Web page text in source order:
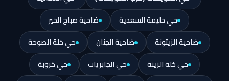
حي حليمة السعدية ضاحية صباح الخير
ضاحية الزيتونة ضاحية الجنان حي خلة الصوحة
حي خلة الزينة حي الجابريات حي خروبة